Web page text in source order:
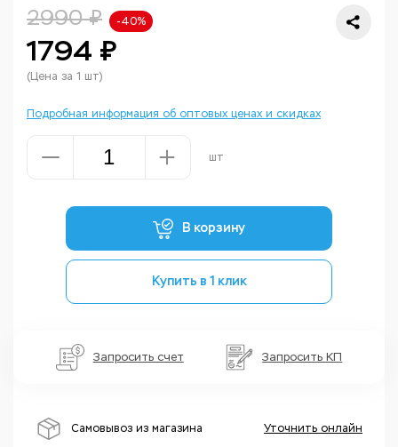
2990 ₽ -40%
1794 ₽
(Цена за 1 шт)
Подробная информация об оптовых ценах и скидках
шт
В корзину
Купить в 1 клик
Запросить счет Запросить КП
Самовывоз из магазина Уточнить онлайн